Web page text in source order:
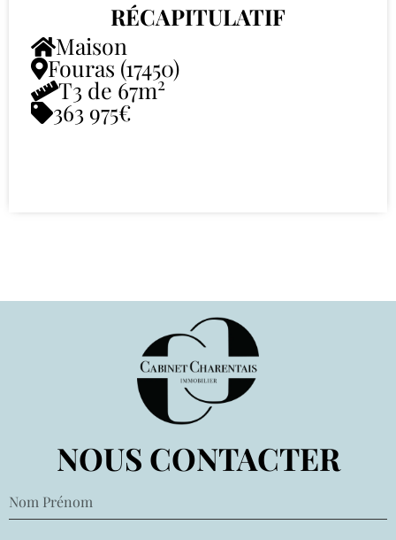
RÉCAPITULATIF
Maison
Fouras (17450)
T3 de 67m2
363 975€
NOUS CONTACTER